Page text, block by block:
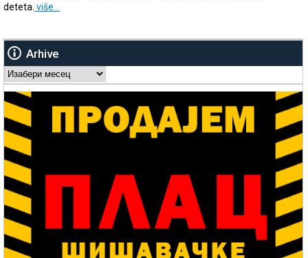
deteta. više…
Arhive
Arhive